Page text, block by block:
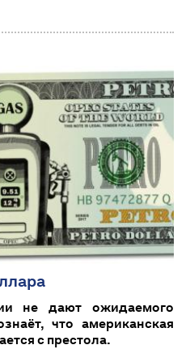
не дают ожидаемого
что американская
с престола.